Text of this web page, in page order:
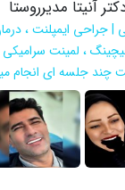
آنيتا مديرروستا
| جراحى ايمپلنت ،
، لمينت
چند جلسه اى انجام